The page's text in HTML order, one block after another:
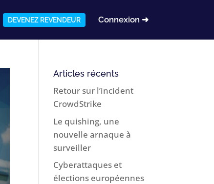
DEVENEZ REVENDEUR Connexion ➜
Articles récents
Retour sur l’incident
CrowdStrike
Le quishing, une
nouvelle arnaque à
surveiller
Cyberattaques et
élections européennes